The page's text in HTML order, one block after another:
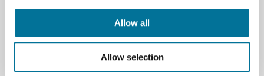
Allow all
Allow selection
Marke Vernier